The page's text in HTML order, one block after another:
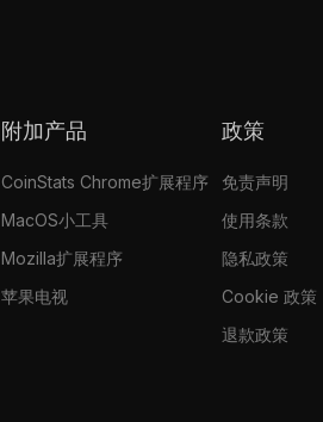
附加产品
CoinStats Chrome扩展程序
MacOS小工具
Mozilla扩展程序
苹果电视
政策
免责声明
使用条款
隐私政策
Cookie 政策
退款政策